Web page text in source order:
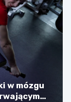
w mózgu